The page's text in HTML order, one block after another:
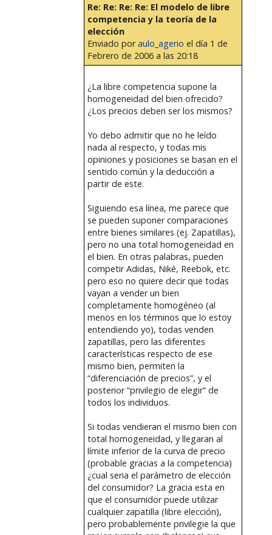
Re: Re: Re: Re: El modelo de libre
competencia y la teoría de la
elección
Enviado poraulo_agerio el día 1 de
Febrero de 2006 a las 20:18
¿La libre competencia supone la
homogeneidad del bien ofrecido?
¿Los precios deben ser los mismos?
Yo debo admitir que no he leído
nada al respecto, y todas mis
opiniones y posiciones se basan en el
sentido común y la deducción a
partir de este.
Siguiendo esa línea, me parece que
se pueden suponer comparaciones
entre bienes similares (ej. Zapatillas),
pero no una total homogeneidad en
el bien. En otras palabras, pueden
competir Adidas, Niké, Reebok, etc.
pero eso no quiere decir que todas
vayan a vender un bien
completamente homogéneo (al
menos en los términos que lo estoy
entendiendo yo), todas venden
zapatillas, pero las diferentes
características respecto de ese
mismo bien, permiten la
“diferenciación de precios”, y el
posterior “privilegio de elegir” de
todos los individuos.
Si todas vendieran el mismo bien con
total homogeneidad, y llegaran al
límite inferior de la curva de precio
(probable gracias a la competencia)
¿cual seria el parámetro de elección
del consumidor? La gracia esta en
que el consumidor puede utilizar
cualquier zapatilla (libre elección),
pero probablemente privilegie la que